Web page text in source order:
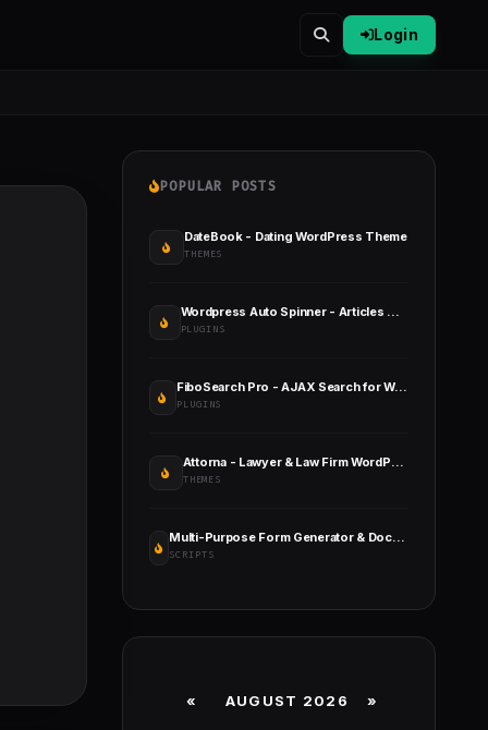
Login
POPULAR POSTS
DateBook - Dating WordPress Theme
THEMES
Wordpress Auto Spinner - Articles Rewriter
PLUGINS
FiboSearch Pro - AJAX Search for WooCommerce
PLUGINS
Attorna - Lawyer & Law Firm WordPress
THEMES
Multi-Purpose Form Generator & Docusign (All Types of Forms) with SaaS
SCRIPTS
« AUGUST 2026 »